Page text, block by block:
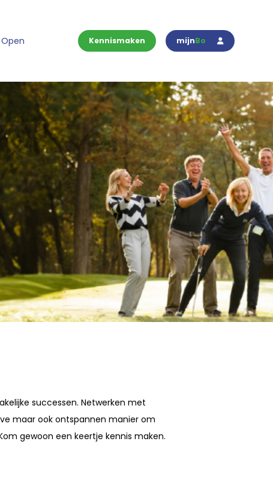
Kennismaken mijnBo
successen. Netwerken met
maar ook ontspannen manier om
gewoon een keertje kennis maken.